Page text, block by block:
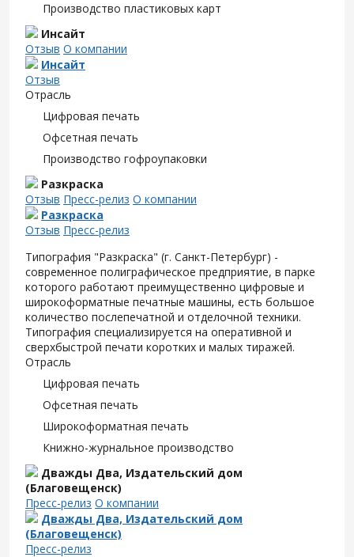
Производство пластиковых карт
Инсайт
Отзыв О компании
Инсайт
Отзыв
Отрасль
Цифровая печать
Офсетная печать
Производство гофроупаковки
Разкраска
Отзыв Пресс-релиз О компании
Разкраска
Отзыв Пресс-релиз
Типография "Разкраска" (г. Санкт-Петербург) -
современное полиграфическое предприятие, в парке
которого работают преимущественно цифровые и
широкоформатные печатные машины, есть большое
количество послепечатной и отделочной техники.
Типография специализируется на оперативной и
сверхбыстрой печати коротких и малых тиражей.
Отрасль
Цифровая печать
Офсетная печать
Широкоформатная печать
Книжно-журнальное производство
Дважды Два, Издательский дом
(Благовещенск)
Пресс-релиз О компании
Дважды Два, Издательский дом
(Благовещенск)
Пресс-релиз